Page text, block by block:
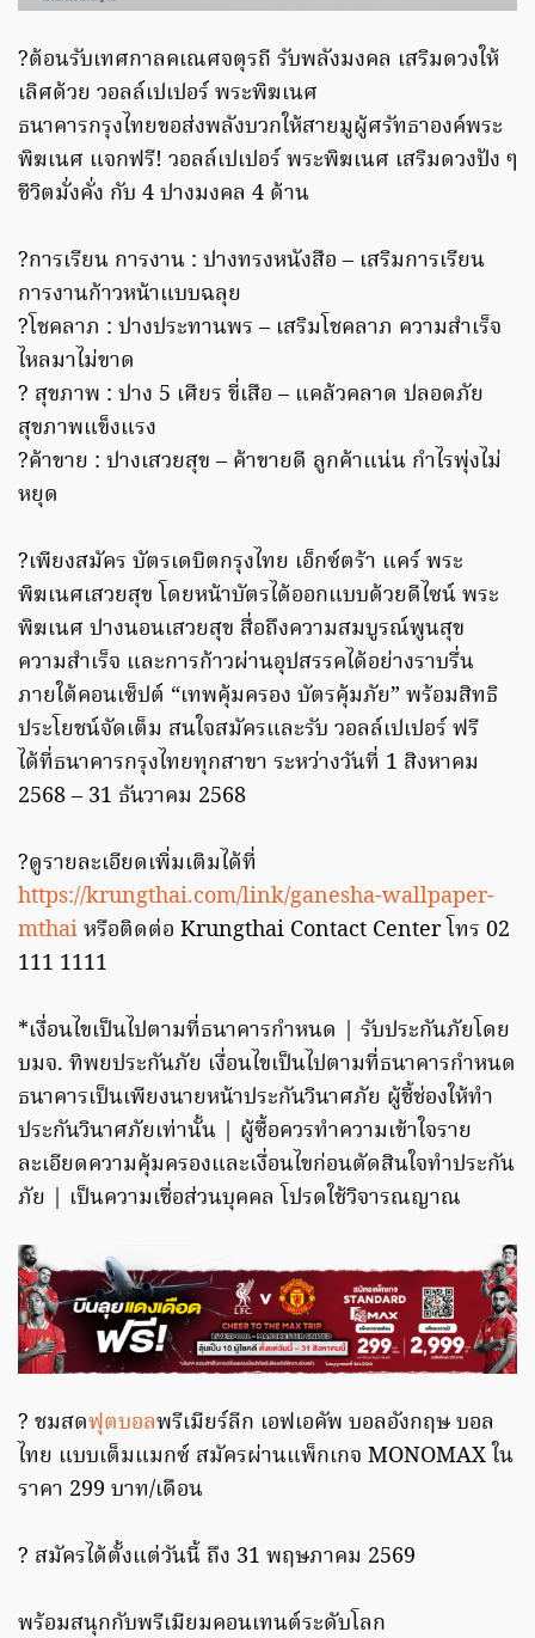
?ต้อนรับเทศกาลคเณศจตุรถี รับพลังมงคล เสริมดวงให้
เลิศด้วย วอลล์เปเปอร์ พระพิฆเนศ
ธนาคารกรุงไทยขอส่งพลังบวกให้สายมูผู้ศรัทธาองค์พระ
พิฆเนศ แจกฟรี! วอลล์เปเปอร์ พระพิฆเนศ เสริมดวงปัง ๆ
ชีวิตมั่งคั่ง กับ 4 ปางมงคล 4 ด้าน
?การเรียน การงาน : ปางทรงหนังสือ – เสริมการเรียน
การงานก้าวหน้าแบบฉลุย
?โชคลาภ : ปางประทานพร – เสริมโชคลาภ ความสำเร็จ
ไหลมาไม่ขาด
? สุขภาพ : ปาง 5 เศียร ขี่เสือ – แคล้วคลาด ปลอดภัย
สุขภาพแข็งแรง
?ค้าขาย : ปางเสวยสุข – ค้าขายดี ลูกค้าแน่น กำไรพุ่งไม่
หยุด
?เพียงสมัคร บัตรเดบิตกรุงไทย เอ็กซ์ตร้า แคร์ พระ
พิฆเนศเสวยสุข โดยหน้าบัตรได้ออกแบบด้วยดีไซน์ พระ
พิฆเนศ ปางนอนเสวยสุข สื่อถึงความสมบูรณ์พูนสุข
ความสำเร็จ และการก้าวผ่านอุปสรรคได้อย่างราบรื่น
ภายใต้คอนเซ็ปต์ “เทพคุ้มครอง บัตรคุ้มภัย” พร้อมสิทธิ
ประโยชน์จัดเต็ม สนใจสมัครและรับ วอลล์เปเปอร์ ฟรี
ได้ที่ธนาคารกรุงไทยทุกสาขา ระหว่างวันที่ 1 สิงหาคม
2568 – 31 ธันวาคม 2568
?ดูรายละเอียดเพิ่มเติมได้ที่
https://krungthai.com/link/ganesha-wallpaper-
mthaiหรือติดต่อ Krungthai Contact Center โทร 02
111 1111
*เงื่อนไขเป็นไปตามที่ธนาคารกำหนด | รับประกันภัยโดย
บมจ. ทิพยประกันภัย เงื่อนไขเป็นไปตามที่ธนาคารกำหนด
ธนาคารเป็นเพียงนายหน้าประกันวินาศภัย ผู้ชี้ช่องให้ทำ
ประกันวินาศภัยเท่านั้น | ผู้ซื้อควรทำความเข้าใจราย
ละเอียดความคุ้มครองและเงื่อนไขก่อนตัดสินใจทำประกัน
ภัย | เป็นความเชื่อส่วนบุคคล โปรดใช้วิจารณญาณ
? ชมสดฟุตบอลพรีเมียร์ลีก เอฟเอคัพ บอลอังกฤษ บอล
ไทย แบบเต็มแมกซ์ สมัครผ่านแพ็กเกจ MONOMAX ใน
ราคา 299 บาท/เดือน
? สมัครได้ตั้งแต่วันนี้ ถึง 31 พฤษภาคม 2569
พร้อมสนุกกับพรีเมียมคอนเทนต์ระดับโลก